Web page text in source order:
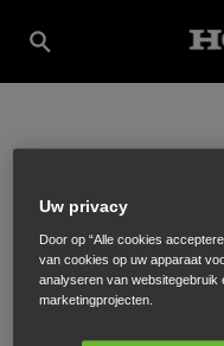
BOOT
Spikerboor 26,Akkrum,
Uw privacy
Door op “Alle cookies
van cookies op uw apparaat
analyseren van websitegebruik
marketingprojecten.